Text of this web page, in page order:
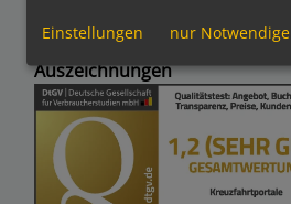
Auszeichnungen
Einstellungen nur Notwendige